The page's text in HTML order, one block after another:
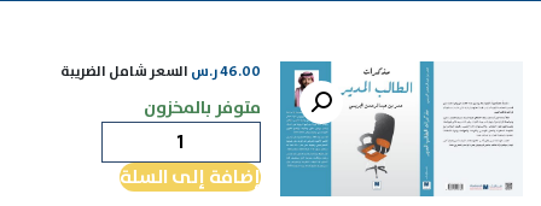
46.00ر.س السعر شامل الضريبة
متوفر بالمخزون
مذكرات
الطالب
إضافة إلى السلة